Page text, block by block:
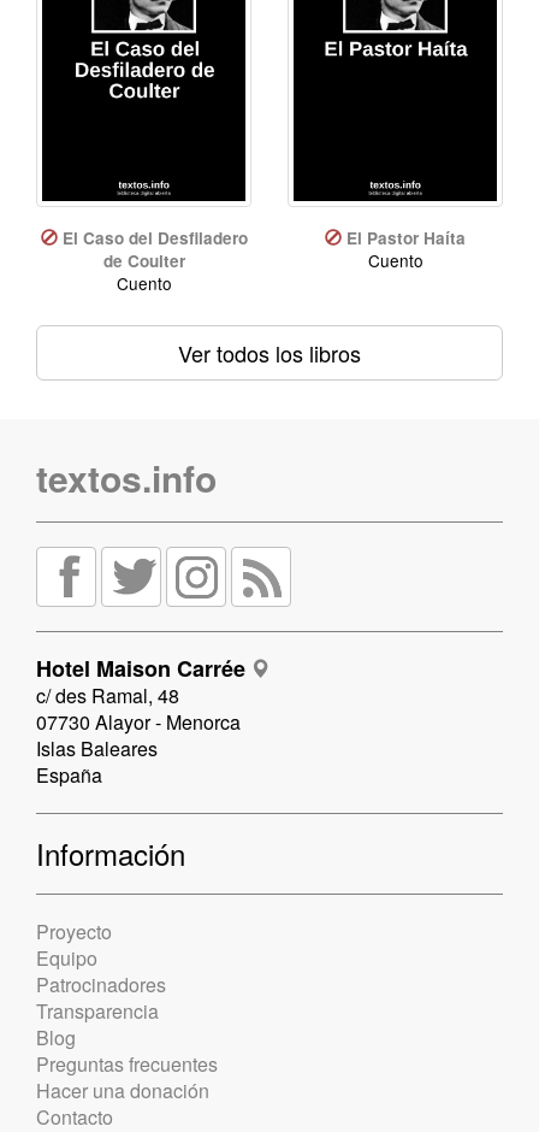
El Caso del Desfiladero
de Coulter
Cuento
El Pastor Haíta
Cuento
Ver todos los libros
textos.info
Hotel Maison Carrée
c/ des Ramal, 48
07730 Alayor - Menorca
Islas Baleares
España
Información
Proyecto
Equipo
Patrocinadores
Transparencia
Blog
Preguntas frecuentes
Hacer una donación
Contacto